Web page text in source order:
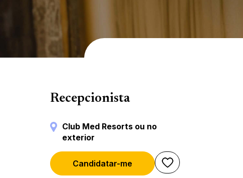
Recepcionista
Club Med Resorts ou no
exterior
Candidatar-me